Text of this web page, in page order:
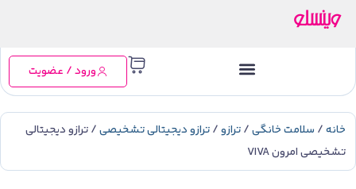
ورود / عضویت
خانه/ سلامت خانگی/ترازو/ترازو دیجیتالی تشخیصی/ ترازو دیجیتالی
تشخیصی امرون VIVA